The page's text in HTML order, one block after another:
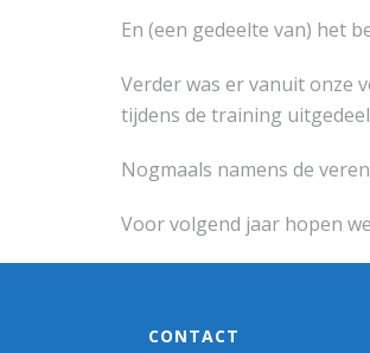
En (een gedeelte van) het
Verder was er vanuit onze
tijdens de training
Nogmaals namens de
Voor volgend jaar hopen
CONTACT